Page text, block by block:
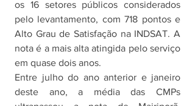
os 16 setores públicos considerados
pelo levantamento, com 718 pontos e
Alto Grau de Satisfação na INDSAT. A
nota é a mais alta atingida pelo serviço
em quase dois anos.
Entre julho do ano anterior e janeiro
deste ano, a média das CMPs